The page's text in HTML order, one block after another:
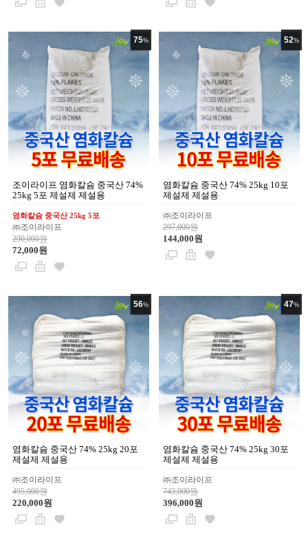
75%
조이라이프 염화칼슘 중국산 74%
25kg 5포 제설제 제설용
염화칼슘 중국산 25kg 5포
㈜조이라이프
290,000원
72,000원
52%
염화칼슘 중국산 74% 25kg 10포
제설제 제설용
㈜조이라이프
297,000원
144,000원
56%
염화칼슘 중국산 74% 25kg 20포
제설제 제설용
㈜조이라이프
495,000원
220,000원
47%
염화칼슘 중국산 74% 25kg 30포
제설제 제설용
㈜조이라이프
743,000원
396,000원